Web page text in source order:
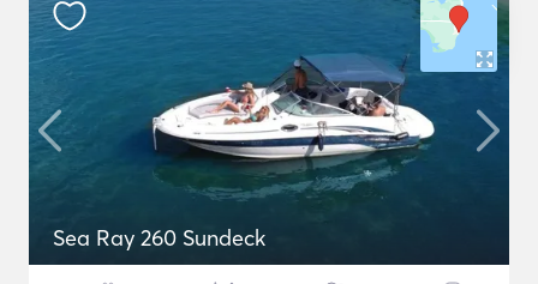
Sea Ray 260 Sundeck